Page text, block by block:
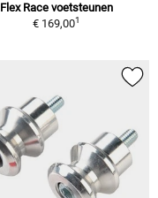
Flex Race voetsteunen
€ 169,001